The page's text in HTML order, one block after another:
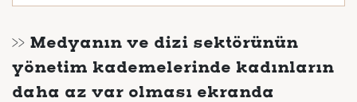
>> Medyanın ve dizi sektörünün
yönetim kademelerinde kadınların
daha az var olması ekranda